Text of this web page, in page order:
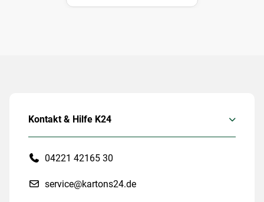
Kontakt & Hilfe K24
04221 42165 30
service@kartons24.de